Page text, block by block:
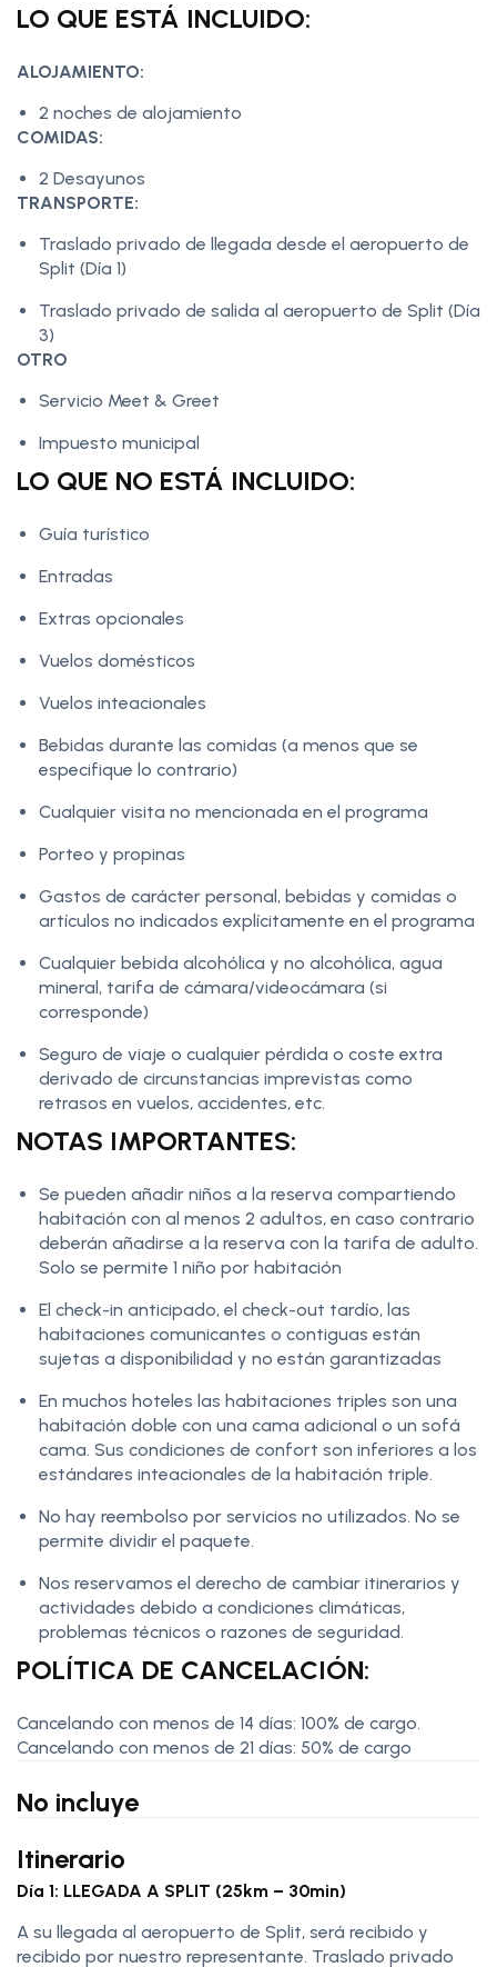
LO QUE ESTÁ INCLUIDO:
ALOJAMIENTO:
2 noches de alojamiento
COMIDAS:
2 Desayunos
TRANSPORTE:
Traslado privado de llegada desde el aeropuerto de
Split (Día 1)
Traslado privado de salida al aeropuerto de Split (Día
3)
OTRO
Servicio Meet & Greet
Impuesto municipal
LO QUE NO ESTÁ INCLUIDO:
Guía turístico
Entradas
Extras opcionales
Vuelos domésticos
Vuelos inteacionales
Bebidas durante las comidas (a menos que se
especifique lo contrario)
Cualquier visita no mencionada en el programa
Porteo y propinas
Gastos de carácter personal, bebidas y comidas o
artículos no indicados explícitamente en el programa
Cualquier bebida alcohólica y no alcohólica, agua
mineral, tarifa de cámara/videocámara (si
corresponde)
Seguro de viaje o cualquier pérdida o coste extra
derivado de circunstancias imprevistas como
retrasos en vuelos, accidentes, etc.
NOTAS IMPORTANTES:
Se pueden añadir niños a la reserva compartiendo
habitación con al menos 2 adultos, en caso contrario
deberán añadirse a la reserva con la tarifa de adulto.
Solo se permite 1 niño por habitación
El check-in anticipado, el check-out tardío, las
habitaciones comunicantes o contiguas están
sujetas a disponibilidad y no están garantizadas
En muchos hoteles las habitaciones triples son una
habitación doble con una cama adicional o un sofá
cama. Sus condiciones de confort son inferiores a los
estándares inteacionales de la habitación triple.
No hay reembolso por servicios no utilizados. No se
permite dividir el paquete.
Nos reservamos el derecho de cambiar itinerarios y
actividades debido a condiciones climáticas,
problemas técnicos o razones de seguridad.
POLÍTICA DE CANCELACIÓN:
Cancelando con menos de 14 días: 100% de cargo.
Cancelando con menos de 21 días: 50% de cargo
No incluye
Itinerario
Día 1: LLEGADA A SPLIT (25km – 30min)
A su llegada al aeropuerto de Split, será recibido y
recibido por nuestro representante. Traslado privado